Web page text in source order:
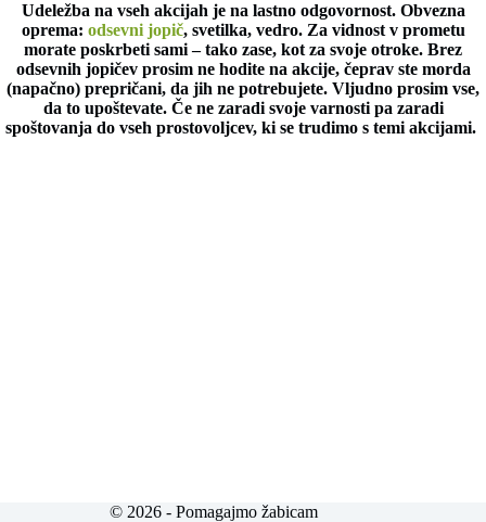
Udeležba na vseh akcijah je na lastno odgovornost. Obvezna
oprema: odsevni jopič, svetilka, vedro. Za vidnost v prometu
morate poskrbeti sami – tako zase, kot za svoje otroke. Brez
odsevnih jopičev prosim ne hodite na akcije, čeprav ste morda
(napačno) prepričani, da jih ne potrebujete. Vljudno prosim vse,
da to upoštevate. Če ne zaradi svoje varnosti pa zaradi
spoštovanja do vseh prostovoljcev, ki se trudimo s temi akcijami.
© 2026 - Pomagajmo žabicam